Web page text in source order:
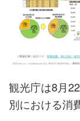
観光庁は8月
別における消